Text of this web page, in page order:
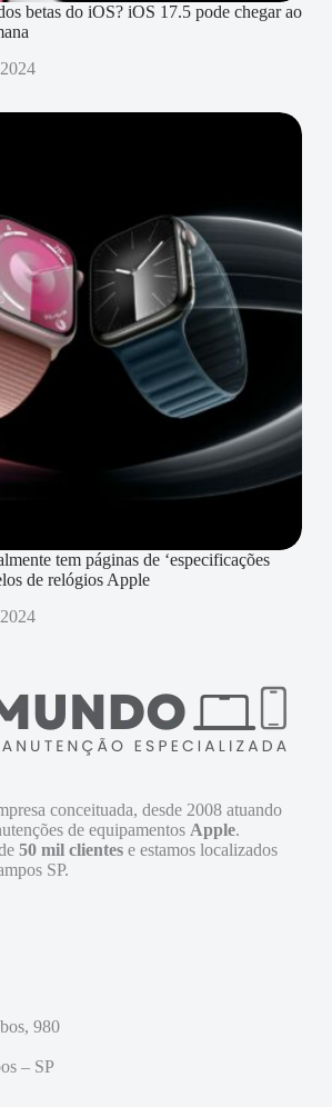
betas do iOS? iOS 17.5 pode chegar ao
tem páginas de ‘especificações
de relógios Apple
conceituada, desde 2008 atuando
de equipamentos Apple.
50 mil clientese estamos localizados
SP.
980
– SP